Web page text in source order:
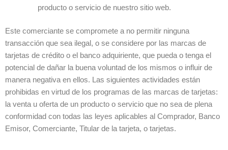
producto o servicio de nuestro sitio web.
Este comerciante se compromete a no permitir ninguna
transacción que sea ilegal, o se considere por las marcas de
tarjetas de crédito o el banco adquiriente, que pueda o tenga el
potencial de dañar la buena voluntad de los mismos o influir de
manera negativa en ellos. Las siguientes actividades están
prohibidas en virtud de los programas de las marcas de tarjetas:
la venta u oferta de un producto o servicio que no sea de plena
conformidad con todas las leyes aplicables al Comprador, Banco
Emisor, Comerciante, Titular de la tarjeta, o tarjetas.